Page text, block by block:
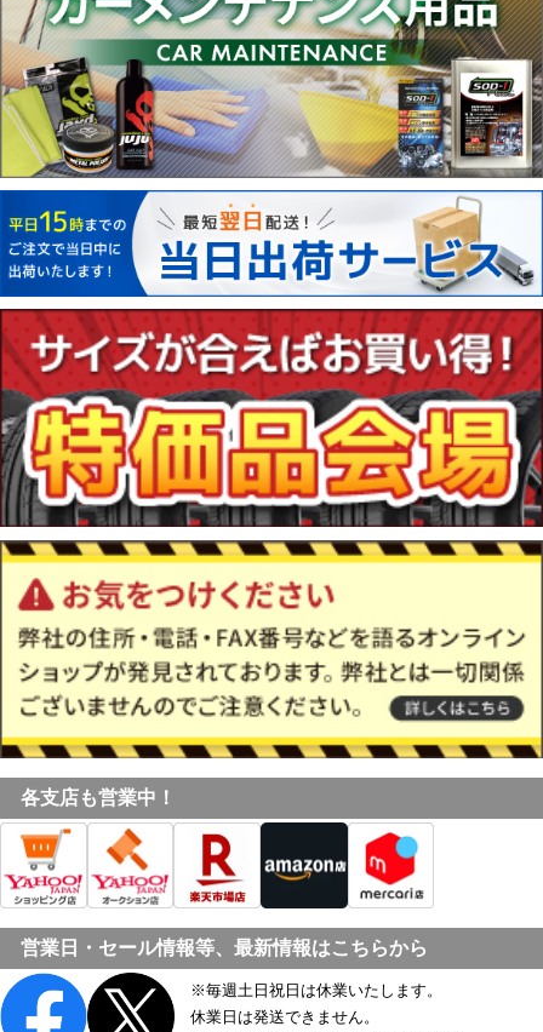
各支店も営業中！
営業日・セール情報等、最新情報はこちらから
※毎週土日祝日は休業いたします。
休業日は発送できません。